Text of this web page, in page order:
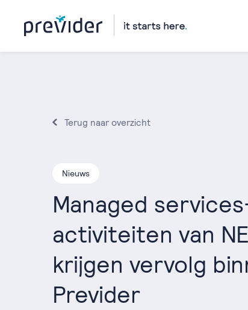
Terug naar overzicht
Nieuws
Managed
activiteiten van
krijgen vervolg
Previder